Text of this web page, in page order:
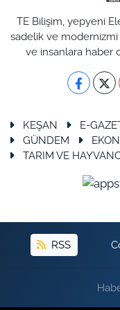
TE Bilişim, yepyeni
sadelik ve modernizmi
ve insanlara haber
KEŞAN E-
GÜNDEM
TARIM VE
RSS